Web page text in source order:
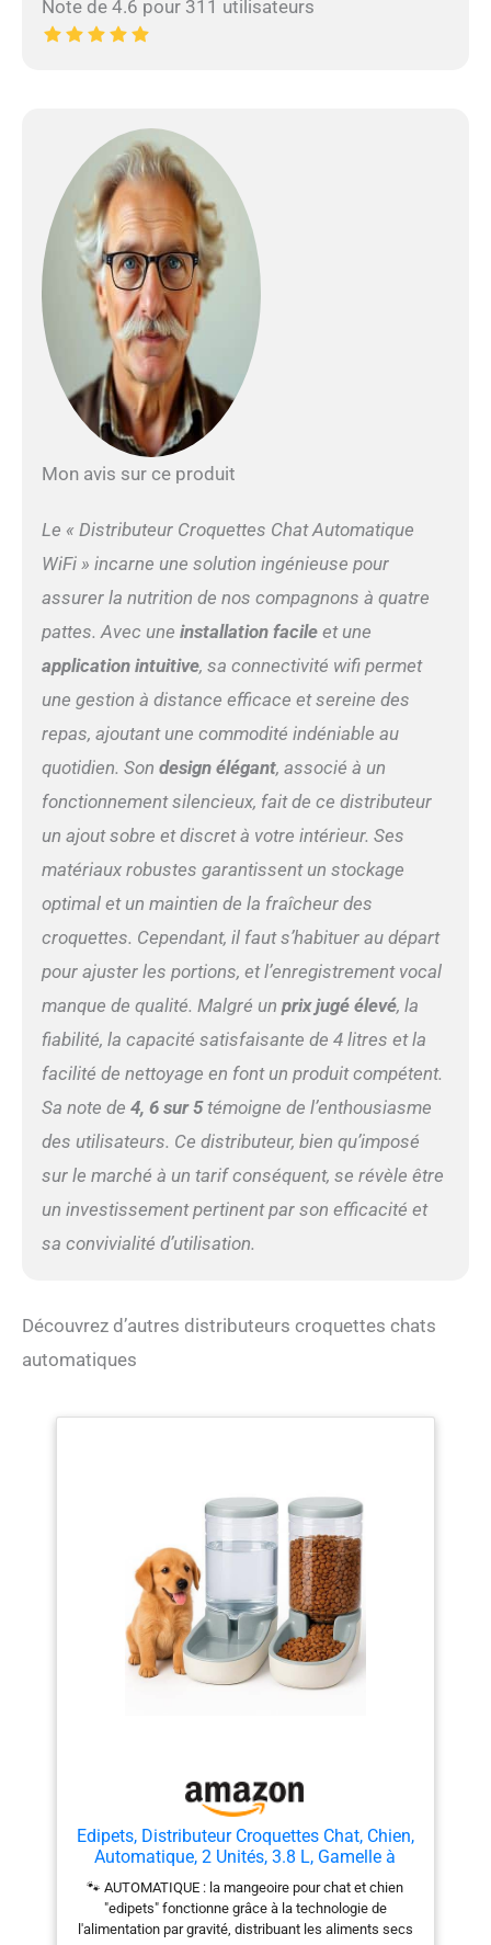
Note de 4.6 pour 311 utilisateurs
Mon avis sur ce produit
Le « Distributeur Croquettes Chat Automatique
WiFi » incarne une solution ingénieuse pour
assurer la nutrition de nos compagnons à quatre
pattes. Avec une installation facileet une
application intuitive, sa connectivité wifi permet
une gestion à distance efficace et sereine des
repas, ajoutant une commodité indéniable au
quotidien. Son design élégant, associé à un
fonctionnement silencieux, fait de ce distributeur
un ajout sobre et discret à votre intérieur. Ses
matériaux robustes garantissent un stockage
optimal et un maintien de la fraîcheur des
croquettes. Cependant, il faut s’habituer au départ
pour ajuster les portions, et l’enregistrement vocal
manque de qualité. Malgré un prix jugé élevé, la
fiabilité, la capacité satisfaisante de 4 litres et la
facilité de nettoyage en font un produit compétent.
Sa note de 4, 6 sur 5témoigne de l’enthousiasme
des utilisateurs. Ce distributeur, bien qu’imposé
sur le marché à un tarif conséquent, se révèle être
un investissement pertinent par son efficacité et
sa convivialité d’utilisation.
Découvrez d’autres distributeurs croquettes chats
automatiques
Edipets, Distributeur Croquettes Chat, Chien,
Automatique, 2 Unités, 3.8 L, Gamelle à
Nourriture et à Eau pour Animaux de
Compagnie (Gris)
🐾 AUTOMATIQUE : la mangeoire pour chat et chien
"edipets" fonctionne grâce à la technologie de
l'alimentation par gravité, distribuant les aliments secs